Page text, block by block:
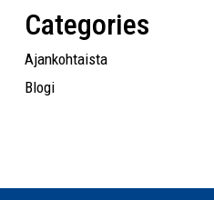
Categories
Ajankohtaista
Blogi